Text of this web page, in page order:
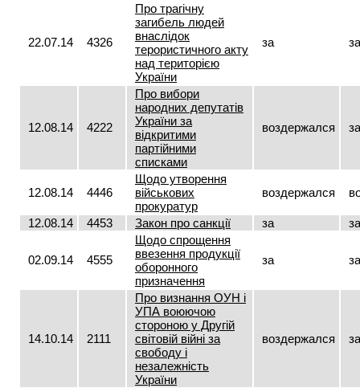
22.07.14 4326
Про трагічну
загибель людей
внаслідок
терористичного акту
над територією
України
за за
12.08.14 4222
Про вибори
народних депутатів
України за
відкритими
партійними
списками
воздержался за
12.08.14 4446
Щодо утворення
військових
прокуратур
воздержался
12.08.14 4453 Закон про санкції за за
02.09.14 4555
Щодо спрощення
ввезення продукції
оборонного
призначення
за за
14.10.14 2111
Про визнання ОУН і
УПА воюючою
стороною у Другій
світовій війні за
свободу і
незалежність
України
воздержался за